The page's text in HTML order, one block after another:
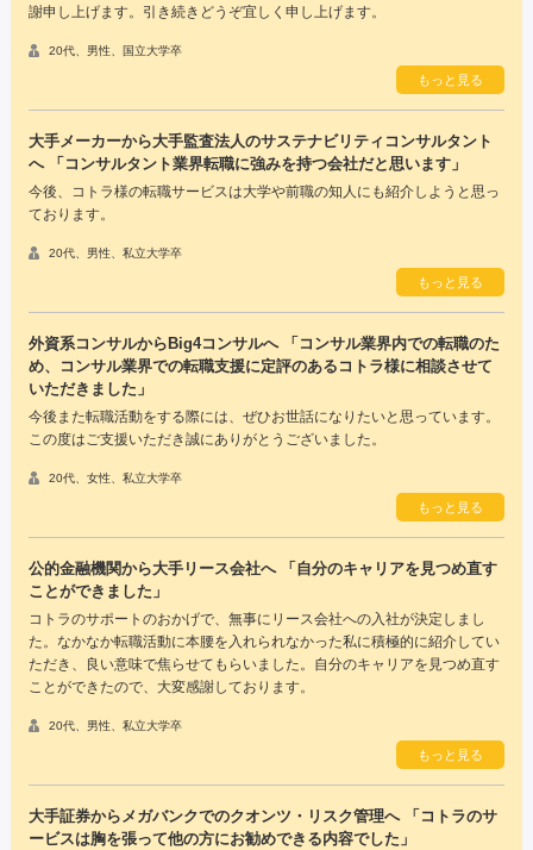
謝申し上げます。引き続きどうぞ宜しく申し上げます。
20代、男性、国立大学卒
もっと見る
大手メーカーから大手監査法人のサステナビリティコンサルタント
へ 「コンサルタント業界転職に強みを持つ会社だと思います」
今後、コトラ様の転職サービスは大学や前職の知人にも紹介しようと思っ
ております。
20代、男性、私立大学卒
もっと見る
外資系コンサルからBig4コンサルへ 「コンサル業界内での転職のた
め、コンサル業界での転職支援に定評のあるコトラ様に相談させて
いただきました」
今後また転職活動をする際には、ぜひお世話になりたいと思っています。
この度はご支援いただき誠にありがとうございました。
20代、女性、私立大学卒
もっと見る
公的金融機関から大手リース会社へ 「自分のキャリアを見つめ直す
ことができました」
コトラのサポートのおかげで、無事にリース会社への入社が決定しまし
た。なかなか転職活動に本腰を入れられなかった私に積極的に紹介してい
ただき、良い意味で焦らせてもらいました。自分のキャリアを見つめ直す
ことができたので、大変感謝しております。
20代、男性、私立大学卒
もっと見る
大手証券からメガバンクでのクオンツ・リスク管理へ 「コトラのサ
ービスは胸を張って他の方にお勧めできる内容でした」